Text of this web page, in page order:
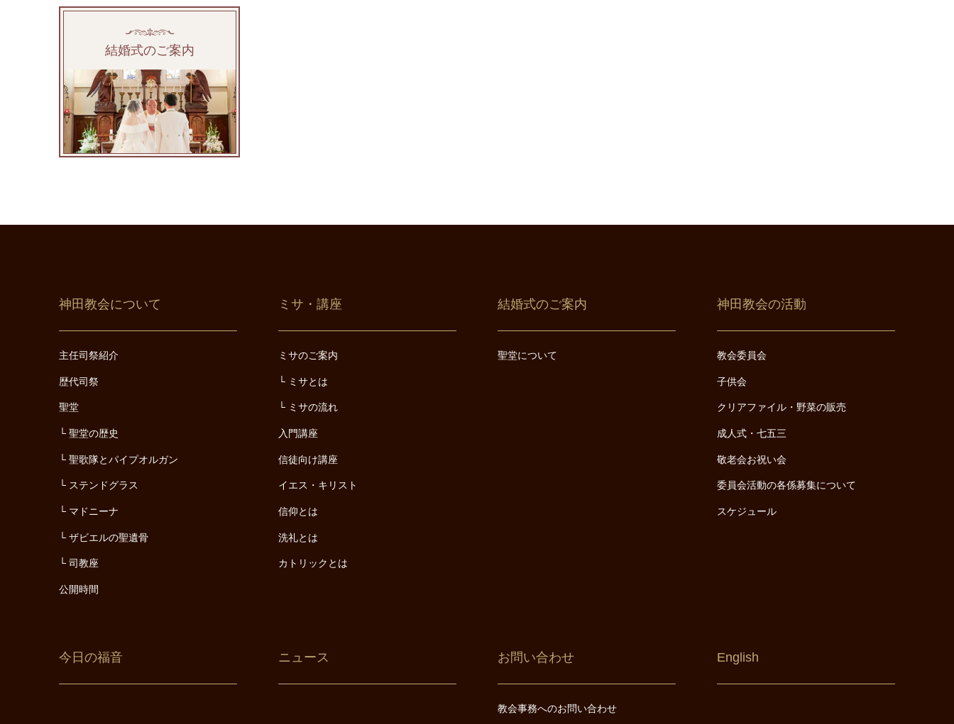
結婚式のご案内
神田教会について
主任司祭紹介
歴代司祭
聖堂
聖堂の歴史
聖歌隊とパイプオルガン
ステンドグラス
マドニーナ
ザビエルの聖遺骨
司教座
公開時間
ミサ・講座
ミサのご案内
ミサとは
ミサの流れ
入門講座
信徒向け講座
イエス・キリスト
信仰とは
洗礼とは
カトリックとは
結婚式のご案内
聖堂について
神田教会の活動
教会委員会
子供会
クリアファイル・野菜の販売
成人式・七五三
敬老会お祝い会
委員会活動の各係募集について
スケジュール
今日の福音 ニュース お問い合わせ
教会事務へのお問い合わせ
English